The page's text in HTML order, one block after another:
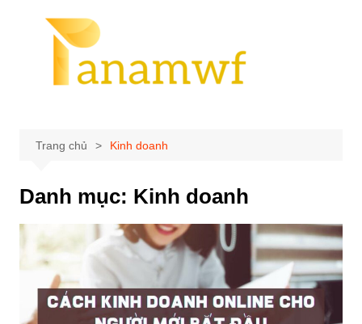
Trang chủ Kinh doanh
Danh mục: Kinh doanh